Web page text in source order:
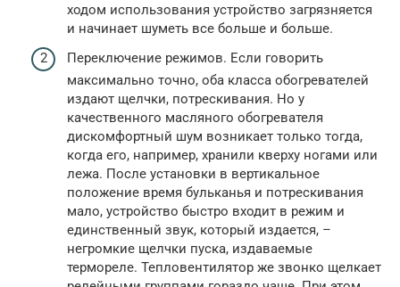
ходом использования устройство загрязняется
и начинает шуметь все больше и больше.
Переключение режимов. Если говорить
максимально точно, оба класса обогревателей
издают щелчки, потрескивания. Но у
качественного масляного обогревателя
дискомфортный шум возникает только тогда,
когда его, например, хранили кверху ногами или
лежа. После установки в вертикальное
положение время бульканья и потрескивания
мало, устройство быстро входит в режим и
единственный звук, который издается, –
негромкие щелчки пуска, издаваемые
термореле. Тепловентилятор же звонко щелкает